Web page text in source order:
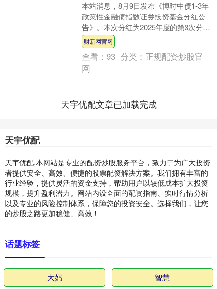
本站消息，8月9日发布《博时中债1-3年
政策性金融债指数证券投资基金分红公
告》。本次分红为2025年度的第3次分
红。公告显示，本次分红的收益分配基
准日为8月8日....
财新网官网
查看：93 分类： 正规配资炒股官
网
天宇优配文章已加载完成
天宇优配
天宇优配,本网站是专业的配资炒股服务平台，致力于为广大投资
者提供安全、高效、便捷的股票配资解决方案。我们拥有丰富的
行业经验，提供灵活的资金支持，帮助用户以较低成本扩大投资
规模，提升盈利潜力。网站内设全面的配资指南、实时行情分析
以及专业的风险控制体系，保障您的投资安全。选择我们，让您
的炒股之路更加稳健、高效！
话题标签
大妈 智慧